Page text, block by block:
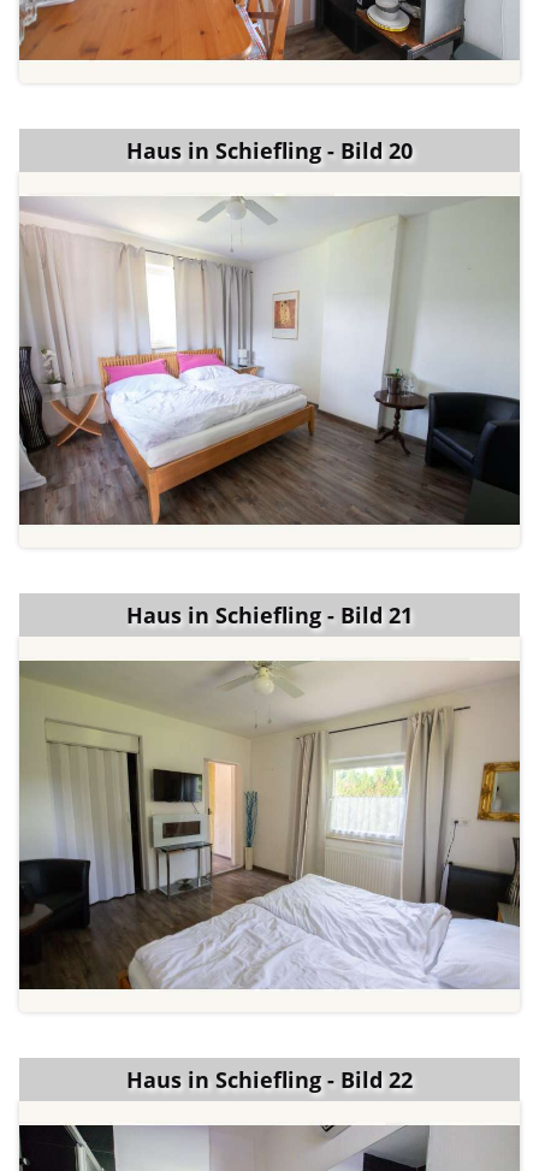
Haus in Schiefling - Bild 20
Haus in Schiefling - Bild 21
Haus in Schiefling - Bild 22